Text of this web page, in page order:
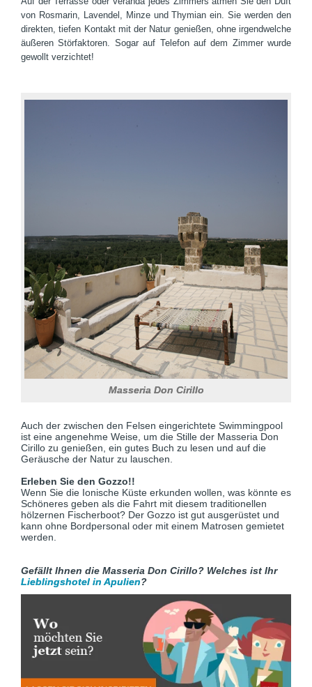
von Rosmarin, Lavendel, Minze und Thymian ein.Sie werden den
direkten, tiefen Kontakt mit der Natur genießen, ohne irgendwelche
äußeren Störfaktoren. Sogar auf Telefon auf dem Zimmer wurde
gewollt verzichtet!
Masseria Don Cirillo
Auch der zwischen den Felsen eingerichtete Swimmingpool
ist eine angenehme Weise, um die Stille der Masseria Don
Cirillo zu genießen, ein gutes Buch zu lesen und auf die
Geräusche der Natur zu lauschen.
Erleben Sie den Gozzo!!
Wenn Sie die Ionische Küste erkunden wollen, was könnte es
Schöneres geben als die Fahrt mit diesem traditionellen
hölzernen Fischerboot? Der Gozzo ist gut ausgerüstet und
kann ohne Bordpersonal oder mit einem Matrosen gemietet
werden.
Gefällt Ihnen die Masseria Don Cirillo? Welches ist Ihr
Lieblingshotel in Apulien?